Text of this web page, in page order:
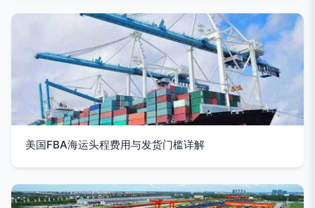
美国FBA海运头程费用与发货门槛详解